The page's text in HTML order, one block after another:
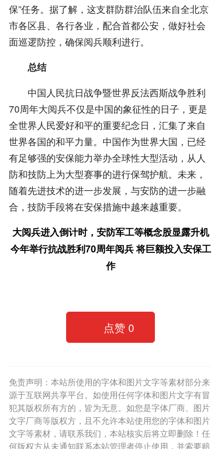
保”任务。据了解，这支群防群治队伍来自全北京
市各区县、各行各业，配合首都公安，做好社会
面巡逻防控，确保阅兵顺利进行。
总结
中国人民抗日战争暨世界反法西斯战争胜利
70周年大阅兵不仅是中国的象征性的日子，更是
全世界人民爱好和平的重要纪念日，汇集了来自
世界各国的和平力量。中国作为世界大国，已经
有足够强的安保能力举办全球性大型活动，从人
防和技防上为大型赛事的进行保驾护航。未来，
随着先进技术的进一步发展，与安防的进一步融
合，技防手段将在安保措施中越来越重要。
大阅兵进入倒计时，安防军工等概念股显露升机
今年举行抗战胜利70周年阅兵 将巨额投入安保工
作
点赞 0
免责声明：本站所使用的字体和图片文字等素材部分来
源于互联网共享平台。如使用任何字体和图片文字有冒
犯其版权所有方的，皆为无意。如您是字体厂商、图片
文字厂商等版权方，且不允许本站使用您的字体和图片
文字等素材，请联系我们，本站核实后将立即删除！任
何版权方从未通知联系本站管理者停止使用，并索要赔